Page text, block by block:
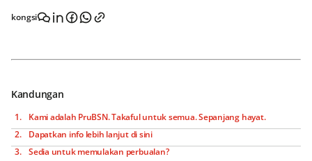
kongsi
Kandungan
Kami adalah PruBSN. Takaful untuk semua. Sepanjang hayat.
Dapatkan info lebih lanjut di sini
Sedia untuk memulakan perbualan?